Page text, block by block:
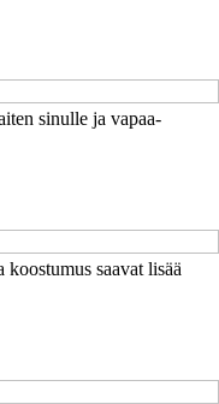
sinulle ja vapaa-
saavat lisää